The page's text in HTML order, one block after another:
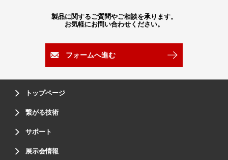
製品に関するご質問やご相談を承ります。
お気軽にお問い合わせください。
フォームへ進む
トップページ
繋がる技術
サポート
展示会情報